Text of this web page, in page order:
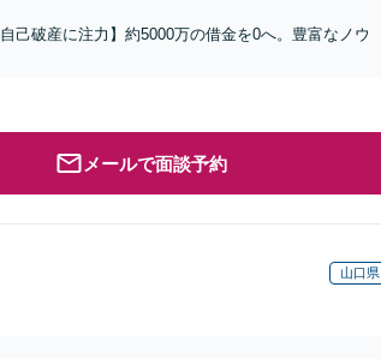
己破産に注力】約5000万の借金を0へ。豊富なノウ
メールで面談予約
山口県